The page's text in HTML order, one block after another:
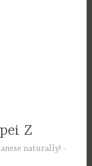
Z
naturally!